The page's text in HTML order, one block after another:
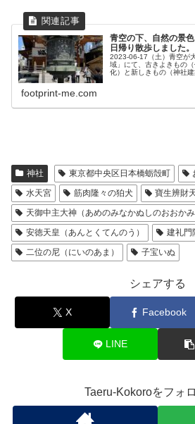
青空の下、自然の景
日帰り散歩しました。
2023-06-17（土）青空が
域」にて、古きよきもの
化）と新しきもの（神社
footprint-me.com
神社 東京都中央区日本橋蛎殻町
水天宮
筋肉隆々の狛犬 寶生辨財
天御中主大神（あめのみなかぬしのおおかみ
安徳天皇（あんとくてんのう）
建礼門
二位の尼（にいのあま）
子宝いぬ
シェアする
X Facebook
LINE
Taeru-Kokoroをフォ